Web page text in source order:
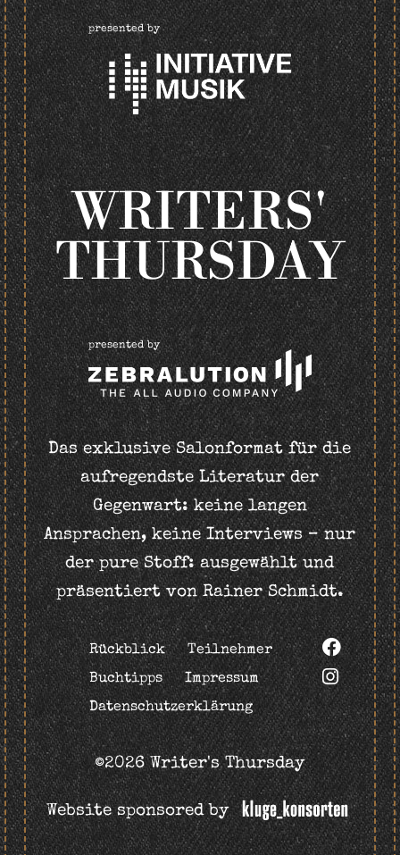
presented by
WRITERS'
THURSDAY
presented by
Das exklusive Salonformat für die
aufregendste Literatur der
Gegenwart: keine langen
Ansprachen, keine Interviews – nur
der pure Stoff: ausgewählt und
präsentiert von Rainer Schmidt.
Rückblick
Teilnehmer
Buchtipps
Impressum
Datenschutzerklärung
©2026 Writer's Thursday
Website sponsored by